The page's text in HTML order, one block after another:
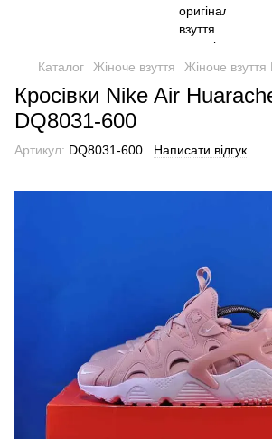
Каталог Жіноче взуття Жіноче взуття
Кросівки Nike Air
DQ8031-600
Артикул: DQ8031-600 Написати відгук